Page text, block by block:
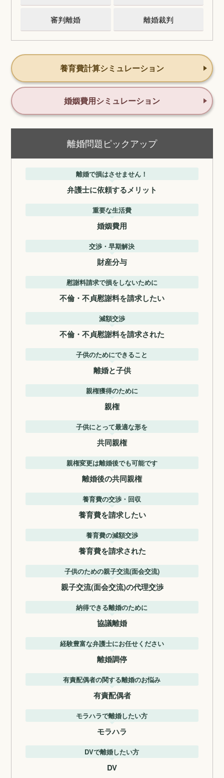
審判離婚 離婚裁判
養育費計算シミュレーション
婚姻費用シミュレーション
離婚問題ピックアップ
離婚で損はさせません！
弁護士に依頼するメリット
重要な生活費
婚姻費用
交渉・早期解決
財産分与
慰謝料請求で損をしないために
不倫・不貞慰謝料を請求したい
減額交渉
不倫・不貞慰謝料を請求された
子供のためにできること
離婚と子供
親権獲得のために
親権
子供にとって最適な形を
共同親権
親権変更は離婚後でも可能です
離婚後の共同親権
養育費の交渉・回収
養育費を請求したい
養育費の減額交渉
養育費を請求された
子供のための親子交流(面会交流)
親子交流(面会交流)の代理交渉
納得できる離婚のために
協議離婚
経験豊富な弁護士にお任せください
離婚調停
有責配偶者の関する離婚のお悩み
有責配偶者
モラハラで離婚したい方
モラハラ
DVで離婚したい方
DV